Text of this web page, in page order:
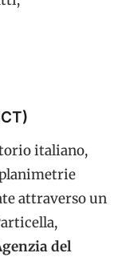
italiano,
attraverso un
del